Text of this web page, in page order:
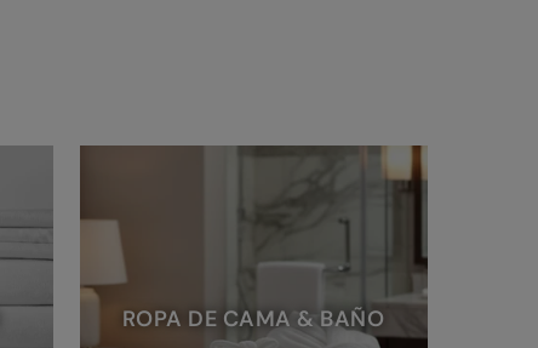
ROPA DE CAMA & BAÑO